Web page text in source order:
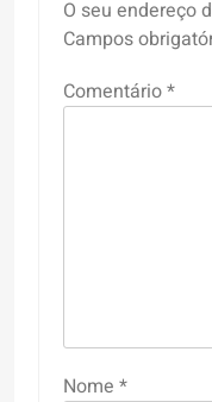
O seu endereço
Campos
Comentário*
Nome *